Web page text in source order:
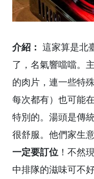
介紹： 這家算是北
了，名氣響噹噹。
的肉片，連一些特
每次都有）也可能
特別的。湯頭是傳
很舒服。他們家生
一定要訂位 ！不然
中排隊的滋味可不